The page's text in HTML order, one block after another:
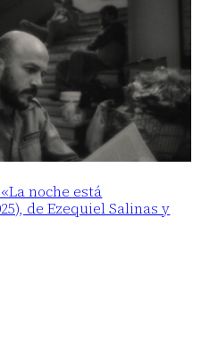
noche está
de Ezequiel Salinas y